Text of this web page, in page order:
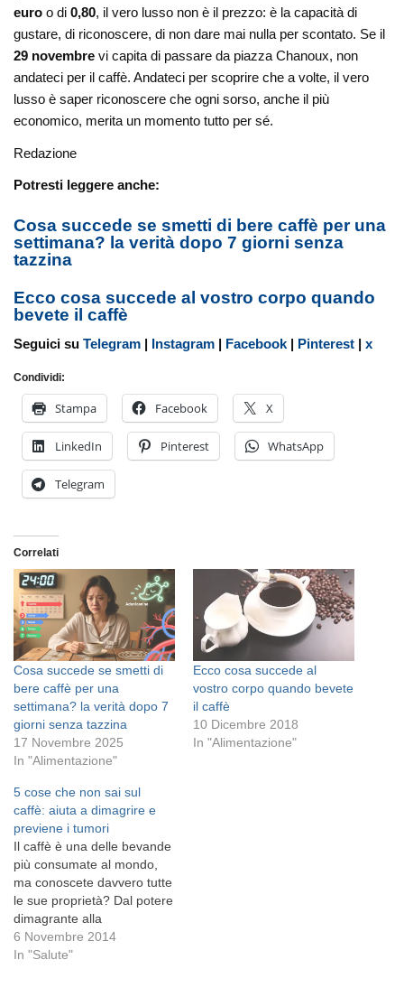
euro o di0,80, il vero lusso non è il prezzo: è la capacità di
gustare, di riconoscere, di non dare mai nulla per scontato. Se il
29 novembre vi capita di passare da piazza Chanoux, non
andateci per il caffè. Andateci per scoprire che a volte, il vero
lusso è saper riconoscere che ogni sorso, anche il più
economico, merita un momento tutto per sé.
Redazione
Potresti leggere anche:
Cosa succede se smetti di bere caffè per una
settimana? la verità dopo 7 giorni senza
tazzina
Ecco cosa succede al vostro corpo quando
bevete il caffè
Seguici suTelegram | Instagram | Facebook | Pinterest |x
Condividi:
Stampa Facebook X
LinkedIn Pinterest WhatsApp
Telegram
Correlati
Cosa succede se smetti di
bere caffè per una
settimana? la verità dopo 7
giorni senza tazzina
17 Novembre 2025
In "Alimentazione"
Ecco cosa succede al
vostro corpo quando bevete
il caffè
10 Dicembre 2018
In "Alimentazione"
5 cose che non sai sul
caffè: aiuta a dimagrire e
previene i tumori
Il caffè è una delle bevande
più consumate al mondo,
ma conoscete davvero tutte
le sue proprietà? Dal potere
dimagrante alla
prevenzione dei tumori,
ecco 5 cose che non
6 Novembre 2014
In "Salute"